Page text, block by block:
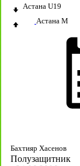
Астана U19
Астана М
Бахтияр Хасенов
Полузащитник